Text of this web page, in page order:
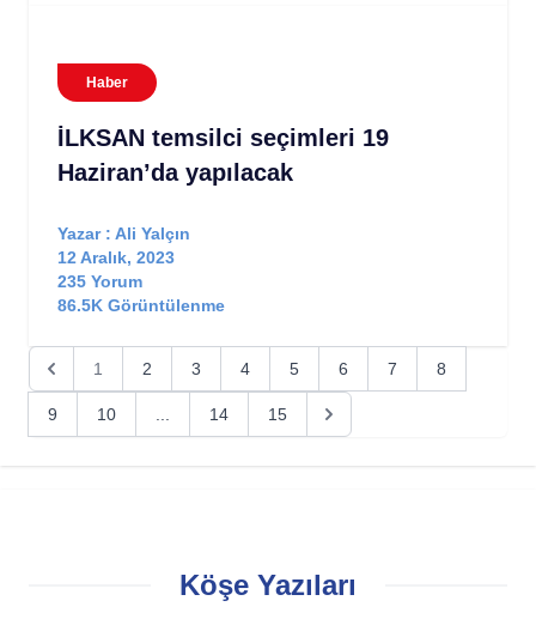
Haber
İLKSAN temsilci seçimleri 19
Haziran’da yapılacak
Yazar : Ali Yalçın
12 Aralık, 2023
235 Yorum
86.5K Görüntülenme
1 2 3 4 5 6 7 8
9 10 ... 14 15
Köşe Yazıları